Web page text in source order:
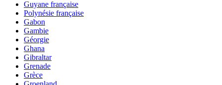
Guyane française
Polynésie française
Gabon
Gambie
Géorgie
Ghana
Gibraltar
Grenade
Grèce